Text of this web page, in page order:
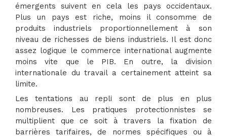
émergents suivent en cela les pays occidentaux.
Plus un pays est riche, moins il consomme de
produits industriels proportionnellement à son
niveau de richesses de biens industriels. Il est donc
assez logique le commerce international augmente
moins vite que le PIB. En outre, la division
internationale du travail a certainement atteint sa
limite.
Les tentations au repli sont de plus en plus
nombreuses. Les pratiques protectionnistes se
multiplient que ce soit à travers la fixation de
barrières tarifaires, de normes spécifiques ou à